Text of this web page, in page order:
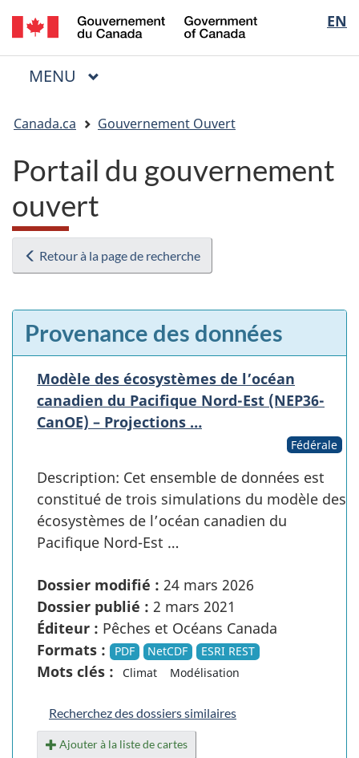
Passer
au
contenu
Passer
à
« Au
Passer
à
la
EN
of
Menu
MENU PRINCIPAL
êtes
ici
Canada.ca Gouvernement Ouvert
Portail du gouvernement
ouvert
Retour à la page de recherche
Provenance des données
Modèle des écosystèmes de l’océan
canadien du Pacifique Nord-Est (NEP36-
CanOE) – Projections …
Fédérale
Description: Cet ensemble de données est
constitué de trois simulations du modèle des
écosystèmes de l’océan canadien du
Pacifique Nord-Est …
Dossier modifié : 24 mars 2026
Dossier publié : 2 mars 2021
Éditeur : Pêches et Océans Canada
Formats :
PDF NetCDF ESRI REST
Mots clés : Climat Modélisation
Recherchez des dossiers similaires
Ajouter à la liste de cartes